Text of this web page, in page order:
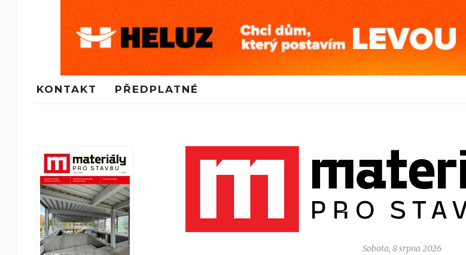
KONTAKT PŘEDPLATNÉ
Sobota, 8 srpna 2026